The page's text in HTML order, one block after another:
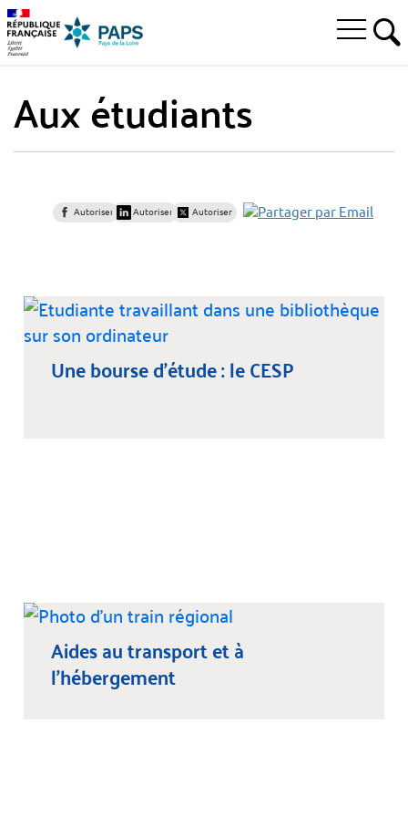
Aller
la
Aller
au
menu
Aller
au
contenu
Ouvrir
Aux étudiants
Autoriser Autoriser Autoriser
Une bourse d’étude : le CESP
Aides au transport et à
l’hébergement